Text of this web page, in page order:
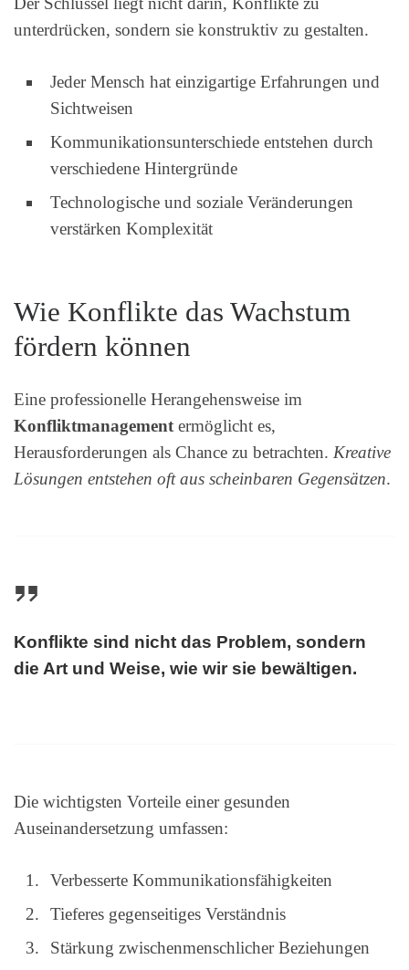
unterdrücken, sondern sie konstruktiv zu gestalten.
Jeder Mensch hat einzigartige Erfahrungen und
Sichtweisen
Kommunikationsunterschiede entstehen durch
verschiedene Hintergründe
Technologische und soziale Veränderungen
verstärken Komplexität
Wie Konflikte das Wachstum
fördern können
Eine professionelle Herangehensweise im
Konfliktmanagementermöglicht es,
Herausforderungen als Chance zu betrachten. Kreative
Lösungen entstehen oft aus scheinbaren Gegensätzen.
Konflikte sind nicht das Problem, sondern
die Art und Weise, wie wir sie bewältigen.
Die wichtigsten Vorteile einer gesunden
Auseinandersetzung umfassen:
Verbesserte Kommunikationsfähigkeiten
Tieferes gegenseitiges Verständnis
Stärkung zwischenmenschlicher Beziehungen